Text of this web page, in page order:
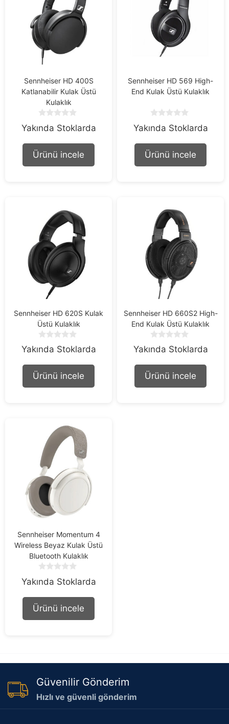
Sennheiser HD 400S
Katlanabilir Kulak Üstü
Kulaklık
o
o
f
Yakında Stoklarda
Ürünü incele
Sennheiser HD 569 High-
End Kulak Üstü Kulaklık
o
o
f
Yakında Stoklarda
Ürünü incele
Sennheiser HD 620S Kulak
Üstü Kulaklık
o
o
f
Yakında Stoklarda
Ürünü incele
Sennheiser HD 660S2 High-
End Kulak Üstü Kulaklık
o
o
f
Yakında Stoklarda
Ürünü incele
Sennheiser Momentum 4
Wireless Beyaz Kulak Üstü
Bluetooth Kulaklık
o
o
f
Yakında Stoklarda
Ürünü incele
Güvenilir Gönderim
Hızlı ve güvenli gönderim